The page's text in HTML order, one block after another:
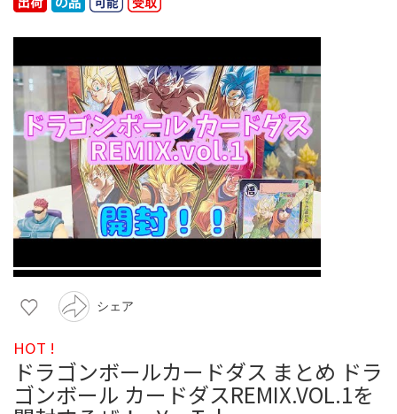
シェア
HOT !
ドラゴンボールカードダス まとめ ドラ
ゴンボール カードダスREMIX.VOL.1を